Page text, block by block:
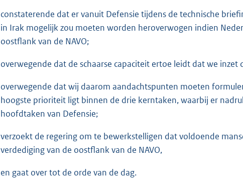
b
constaterende dat er vanuit Defensie tijdens de technische
in Irak mogelijk zou moeten worden heroverwogen indien
oostflank van de NAVO;
overwegende dat de schaarse capaciteit ertoe leidt dat we
overwegende dat wij daarom aandachtspunten moeten
hoogste prioriteit ligt binnen de drie kerntaken, waarbij er
hoofdtaken van Defensie;
verzoekt de regering om te bewerkstelligen dat voldoende
verdediging van de oostflank van de NAVO,
en gaat over tot de orde van de dag.